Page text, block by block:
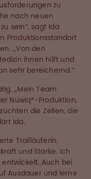
zu
nach neuen
sein“, sagt Ida
Produktionsstandort
,,Von den
ihnen hilft und
sehr bereichernd.“
,,Mein Team
Nuwiq®-Produktion,
die Zellen, die
Ida.
Trailläuferin.
und Stärke. Ich
Auch bei
Ausdauer und lerne